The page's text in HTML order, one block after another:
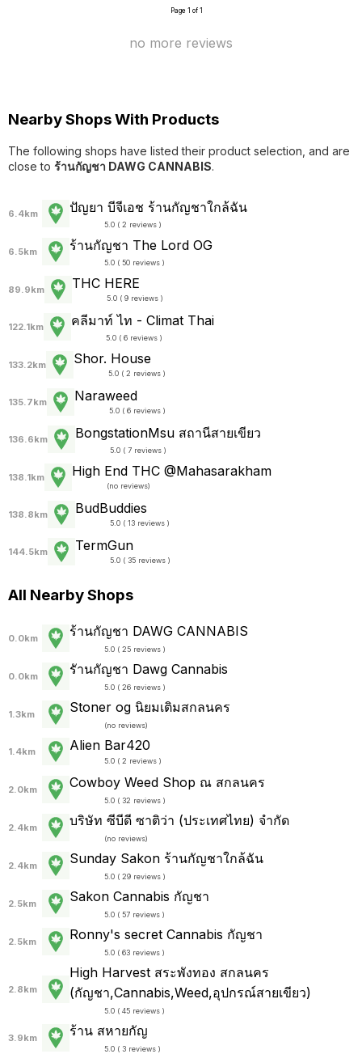
Page 1 of 1
no more reviews
Nearby Shops With Products
The following shops have listed their product selection, and are
close to ร้านกัญชา DAWG CANNABIS.
6.4km ปัญยา บีจีเอช ร้านกัญชาใกล้ฉัน
5.0 ( 2 reviews )
6.5km ร้านกัญชา The Lord OG
5.0 ( 50 reviews )
89.9km THC HERE
5.0 ( 9 reviews )
122.1km คลีมาท์ ไท - Climat Thai
5.0 ( 6 reviews )
133.2km Shor. House
5.0 ( 2 reviews )
135.7km Naraweed
5.0 ( 6 reviews )
136.6km BongstationMsu สถานีสายเขียว
5.0 ( 7 reviews )
138.1km High End THC @Mahasarakham
(no reviews)
138.8km BudBuddies
5.0 ( 13 reviews )
144.5km TermGun
5.0 ( 35 reviews )
All Nearby Shops
0.0km ร้านกัญชา DAWG CANNABIS
5.0 ( 25 reviews )
0.0km รัานกัญชา Dawg Cannabis
5.0 ( 26 reviews )
1.3km Stoner og นิยมเติมสกลนคร
(no reviews)
1.4km Alien Bar420
5.0 ( 2 reviews )
2.0km Cowboy Weed Shop ณ สกลนคร
5.0 ( 32 reviews )
2.4km บริษัท ซีบีดี ซาติว่า (ประเทศไทย) จำกัด
(no reviews)
2.4km Sunday Sakon ร้านกัญชาใกล้ฉัน
5.0 ( 29 reviews )
2.5km Sakon Cannabis กัญชา
5.0 ( 57 reviews )
2.5km Ronny's secret Cannabis กัญชา
5.0 ( 63 reviews )
2.8km
High Harvest สระพังทอง สกลนคร
(กัญชา,Cannabis,Weed,อุปกรณ์สายเขียว)
5.0 ( 45 reviews )
3.9km ร้าน สหายกัญ
5.0 ( 3 reviews )